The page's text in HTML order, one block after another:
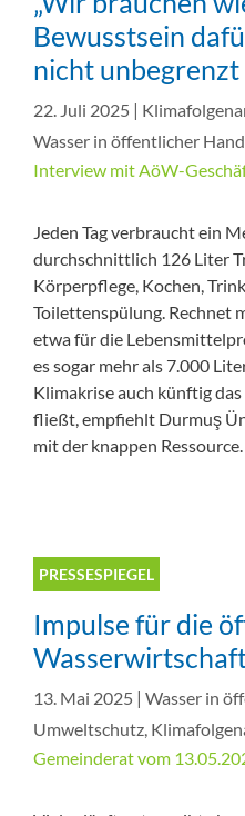
Bewusstsein
nicht
22. Juli 2025 |
Wasser in öffentlicher Hand
Interview mit AöW-
Jeden Tag verbraucht ein
durchschnittlich 126 Liter
Körperpflege, Kochen,
Toilettenspülung. Rechnet
etwa für die
es sogar mehr als 7.000
Klimakrise auch künftig
fließt, empfiehlt Durmuş
mit der knappen
PRESSESPIEGEL
Impulse für die
13. Mai 2025 | Wasser in
Umweltschutz,
Gemeinderat vom